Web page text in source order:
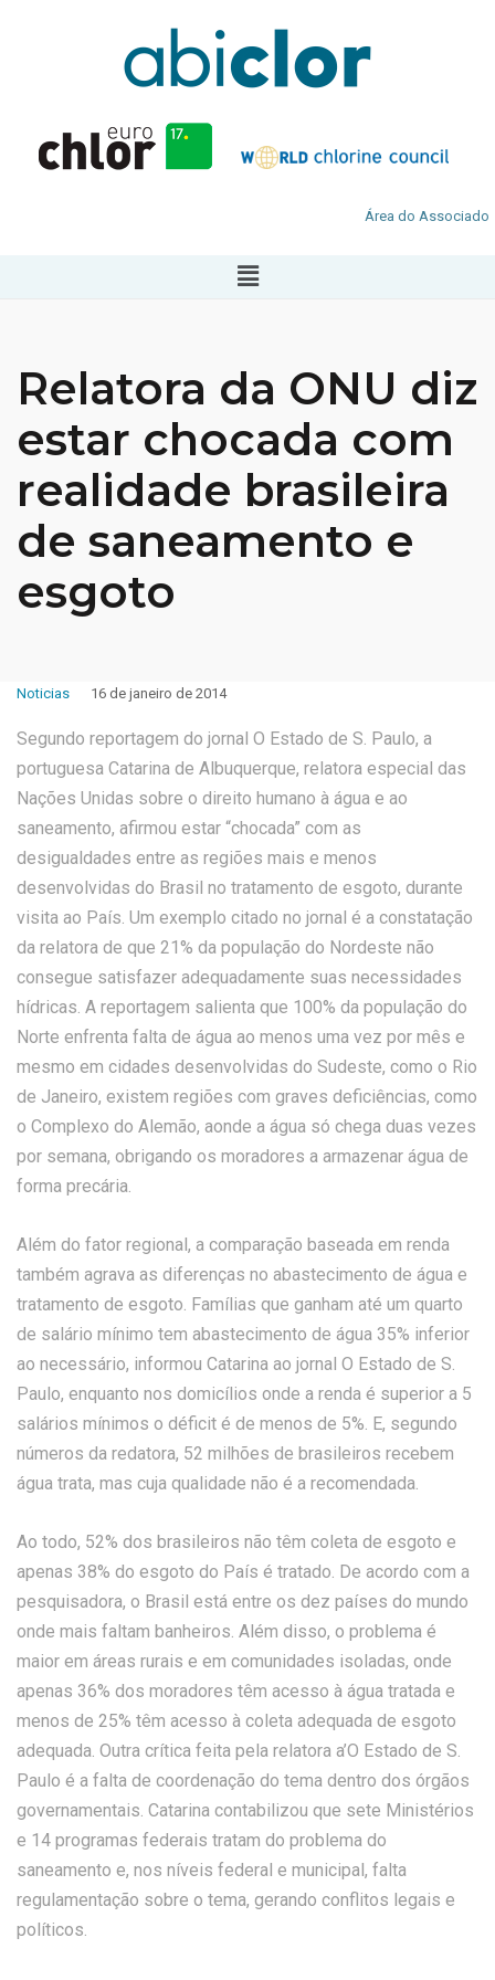
Área do Associado
Relatora da ONU diz
estar chocada com
realidade brasileira
de saneamento e
esgoto
Noticias 16 de janeiro de 2014
Segundo reportagem do jornal O Estado de S. Paulo, a
portuguesa Catarina de Albuquerque, relatora especial das
Nações Unidas sobre o direito humano à água e ao
saneamento, afirmou estar “chocada” com as
desigualdades entre as regiões mais e menos
desenvolvidas do Brasil no tratamento de esgoto, durante
visita ao País. Um exemplo citado no jornal é a constatação
da relatora de que 21% da população do Nordeste não
consegue satisfazer adequadamente suas necessidades
hídricas. A reportagem salienta que 100% da população do
Norte enfrenta falta de água ao menos uma vez por mês e
mesmo em cidades desenvolvidas do Sudeste, como o Rio
de Janeiro, existem regiões com graves deficiências, como
o Complexo do Alemão, aonde a água só chega duas vezes
por semana, obrigando os moradores a armazenar água de
forma precária.
Além do fator regional, a comparação baseada em renda
também agrava as diferenças no abastecimento de água e
tratamento de esgoto. Famílias que ganham até um quarto
de salário mínimo tem abastecimento de água 35% inferior
ao necessário, informou Catarina ao jornal O Estado de S.
Paulo, enquanto nos domicílios onde a renda é superior a 5
salários mínimos o déficit é de menos de 5%. E, segundo
números da redatora, 52 milhões de brasileiros recebem
água trata, mas cuja qualidade não é a recomendada.
Ao todo, 52% dos brasileiros não têm coleta de esgoto e
apenas 38% do esgoto do País é tratado. De acordo com a
pesquisadora, o Brasil está entre os dez países do mundo
onde mais faltam banheiros. Além disso, o problema é
maior em áreas rurais e em comunidades isoladas, onde
apenas 36% dos moradores têm acesso à água tratada e
menos de 25% têm acesso à coleta adequada de esgoto
adequada. Outra crítica feita pela relatora a’O Estado de S.
Paulo é a falta de coordenação do tema dentro dos órgãos
governamentais. Catarina contabilizou que sete Ministérios
e 14 programas federais tratam do problema do
saneamento e, nos níveis federal e municipal, falta
regulamentação sobre o tema, gerando conflitos legais e
políticos.